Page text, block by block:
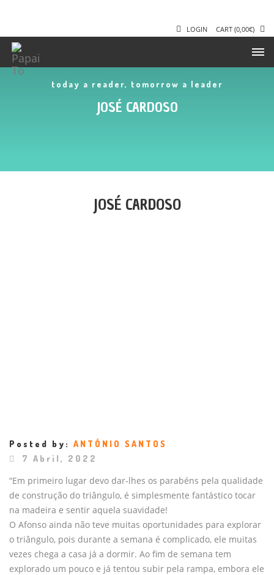
LOGIN CART (0,00€)
today a reader, tomorrow a leader
JOSÉ CARDOSO
JOSÉ CARDOSO
Posted by: ANTÓNIO SANTOS
7 Abril, 2022
“Em primeiro lugar devo dar-lhes os parabéns pela qualidade
de construção do triângulo, é simplesmente fantástico tocar
na madeira e sentir aquela suavidade!
O Afonso ainda não teve muitas oportunidades para explorar
o triângulo, pois durante a semana é complicado, ele muitas
vezes chega a casa já a dormir. Ao fim de semana tem
explorado um pouco e já tentou subir pela rampa, embora ele